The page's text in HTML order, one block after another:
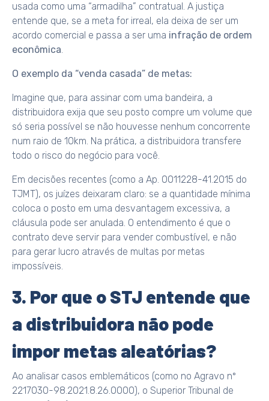
usada como uma “armadilha” contratual. A justiça
entende que, se a meta for irreal, ela deixa de ser um
acordo comercial e passa a ser uma infração de ordem
econômica.
O exemplo da “venda casada” de metas:
Imagine que, para assinar com uma bandeira, a
distribuidora exija que seu posto compre um volume que
só seria possível se não houvesse nenhum concorrente
num raio de 10km. Na prática, a distribuidora transfere
todo o risco do negócio para você.
Em decisões recentes (como a Ap. 0011228-41.2015 do
TJMT), os juízes deixaram claro: se a quantidade mínima
coloca o posto em uma desvantagem excessiva, a
cláusula pode ser anulada. O entendimento é que o
contrato deve servir para vender combustível, e não
para gerar lucro através de multas por metas
impossíveis.
3. Por que o STJ entende que
a distribuidora não pode
impor metas aleatórias?
Ao analisar casos emblemáticos (como no Agravo nº
2217030-98.2021.8.26.0000), o Superior Tribunal de